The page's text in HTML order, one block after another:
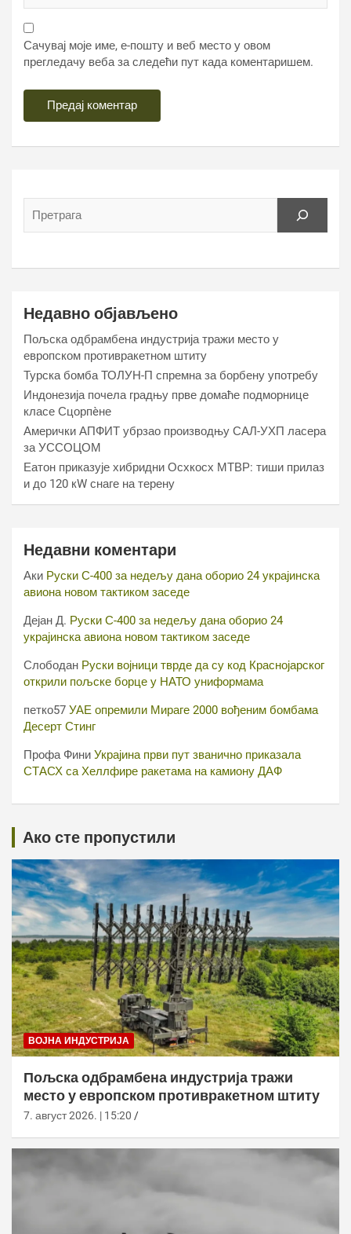
Сачувај моје име, е-пошту и веб место у овом
прегледачу веба за следећи пут када коментаришем.
Недавно објављено
Пољска одбрамбена индустрија тражи место у
европском противракетном штиту
Турска бомба ТОЛУН-П спремна за борбену употребу
Индонезија почела градњу прве домаће подморнице
класе Сцорпèне
Амерички АПФИТ убрзао производњу САЛ-УХП ласера
за УССОЦОМ
Еатон приказује хибридни Осхкосх МТВР: тиши прилаз
и до 120 кW снаге на терену
Недавни коментари
Аки Руски С-400 за недељу дана оборио 24 украјинска
авиона новом тактиком заседе
Дејан Д. Руски С-400 за недељу дана оборио 24
украјинска авиона новом тактиком заседе
Слободан Руски војници тврде да су код Краснојарског
открили пољске борце у НАТО униформама
петко57 УАЕ опремили Мираге 2000 вођеним бомбама
Десерт Стинг
Профа Фини Украјина први пут званично приказала
СТАСХ са Хеллфире ракетама на камиону ДАФ
Ако сте пропустили
ВОЈНА ИНДУСТРИЈА
Пољска одбрамбена индустрија тражи
место у европском противракетном штиту
7. август 2026. | 15:20